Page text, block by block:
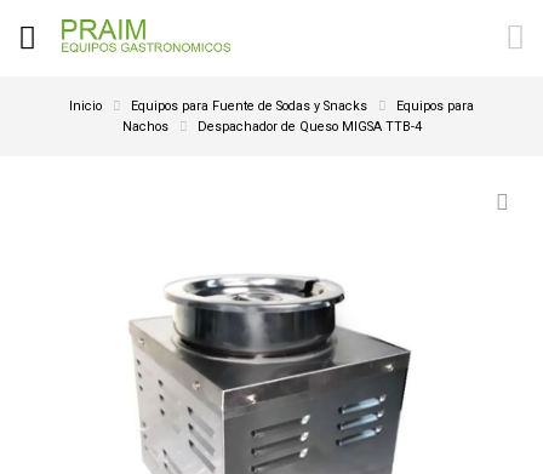
Inicio Equipos para Fuente de Sodas y Snacks
Equipos para
Nachos
Despachador de Queso MIGSA TTB-4